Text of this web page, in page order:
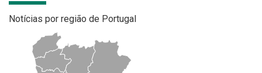
Notícias por região de Portugal